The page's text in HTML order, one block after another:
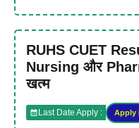
RUHS CUET
Nursing और
खत्म
Last Date Apply : Apply